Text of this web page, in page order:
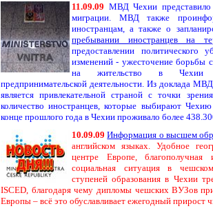
11.09.09 МВД Чехии представило
миграции. МВД также
иностранцам, а также о
пребывании иностранцев на
предоставлении политического
изменений - ужесточение борьбы
на жительство в Чехии
предпринимательской деятельности. Из доклада
является привлекательной страной с точки
количество иностранцев, которые выбирают
конце прошлого года в Чехии проживало более
10.09.09 Информация о высшем
английском языках. Удобное
центре Европе, благополучная
социальная ситуация в
ступеней образования в Чехии
ISCED, благодаря чему дипломы чешских ВУЗов
Европы – всё это обуславливает ежегодный прирост